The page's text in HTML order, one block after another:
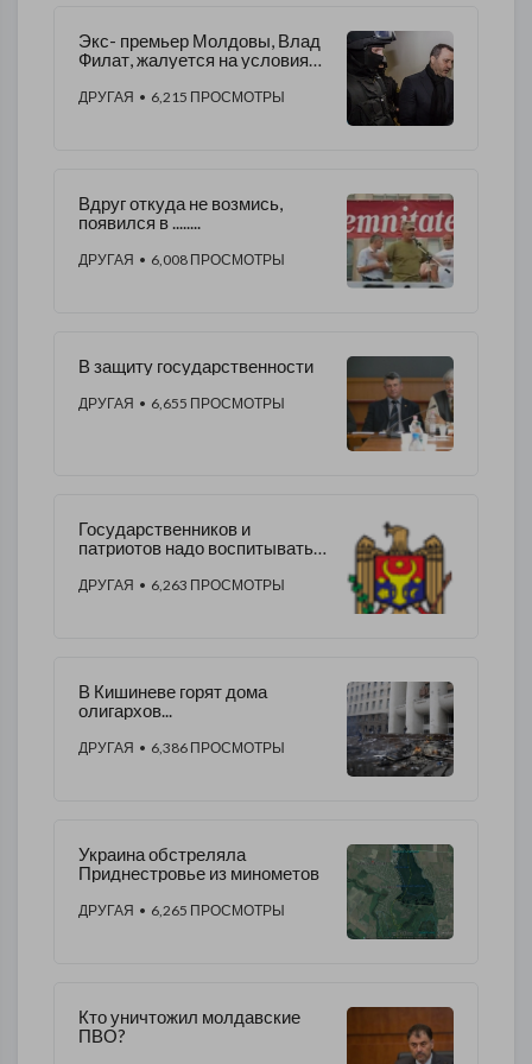
Экс- премьер Молдовы, Влад
Филат, жалуется на условия
ДРУГАЯ • 6,215 ПРОСМОТРЫ
Вдруг откуда не возмись,
появился в ........
ДРУГАЯ • 6,008 ПРОСМОТРЫ
В защиту государственности
ДРУГАЯ • 6,655 ПРОСМОТРЫ
Государственников и
патриотов надо воспитывать с
ДРУГАЯ • 6,263 ПРОСМОТРЫ
В Кишиневе горят дома
олигархов...
ДРУГАЯ • 6,386 ПРОСМОТРЫ
Украина обстреляла
Приднестровье из минометов
ДРУГАЯ • 6,265 ПРОСМОТРЫ
Кто уничтожил молдавские
ПВО?